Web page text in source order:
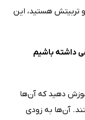
و تربیتش هستید، این
داشته باشیم
دهید که آن‌ها
آن‌ها به زودی